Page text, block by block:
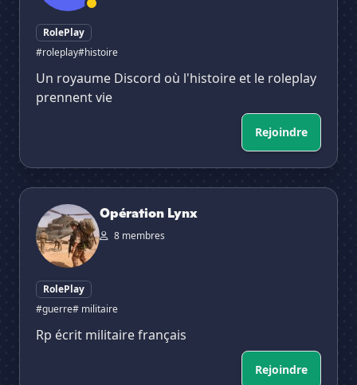
RolePlay
#roleplay#histoire
Un royaume Discord où l'histoire et le roleplay
prennent vie
Rejoindre
Opération Lynx
Opération Lynx
8 membres
RolePlay
#guerre# militaire
Rp écrit militaire français
Rejoindre